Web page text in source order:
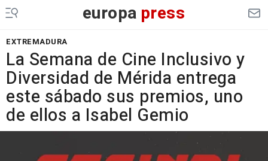
europa press
EXTREMADURA
La Semana de Cine Inclusivo y
Diversidad de Mérida entrega
este sábado sus premios, uno
de ellos a Isabel Gemio